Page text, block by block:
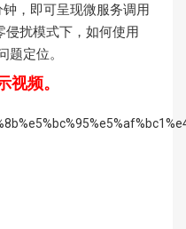
钟 ，即可呈现微服务调用
侵扰模式下，如何使用
题定位。
频。